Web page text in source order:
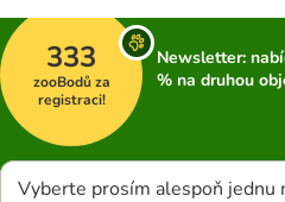
333
zooBodů za
registraci!
Newsletter:
% na druhou
Vyberte prosím alespoň jednu